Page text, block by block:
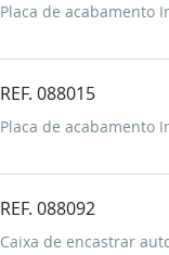
Placa de acabamento
REF. 088015
Placa de acabamento
REF. 088092
Caixa de encastrar